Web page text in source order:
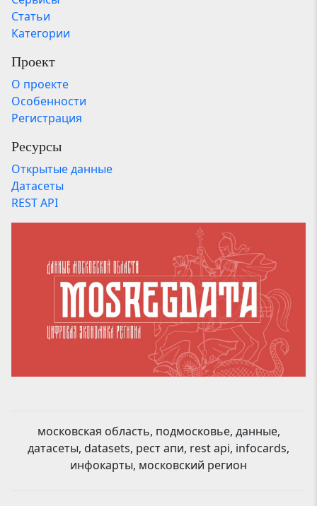
Статьи
Категории
Проект
О проекте
Особенности
Регистрация
Ресурсы
Открытые данные
Датасеты
REST API
московская область, подмосковье, данные,
датасеты, datasets, рест апи, rest api, infocards,
инфокарты, московский регион